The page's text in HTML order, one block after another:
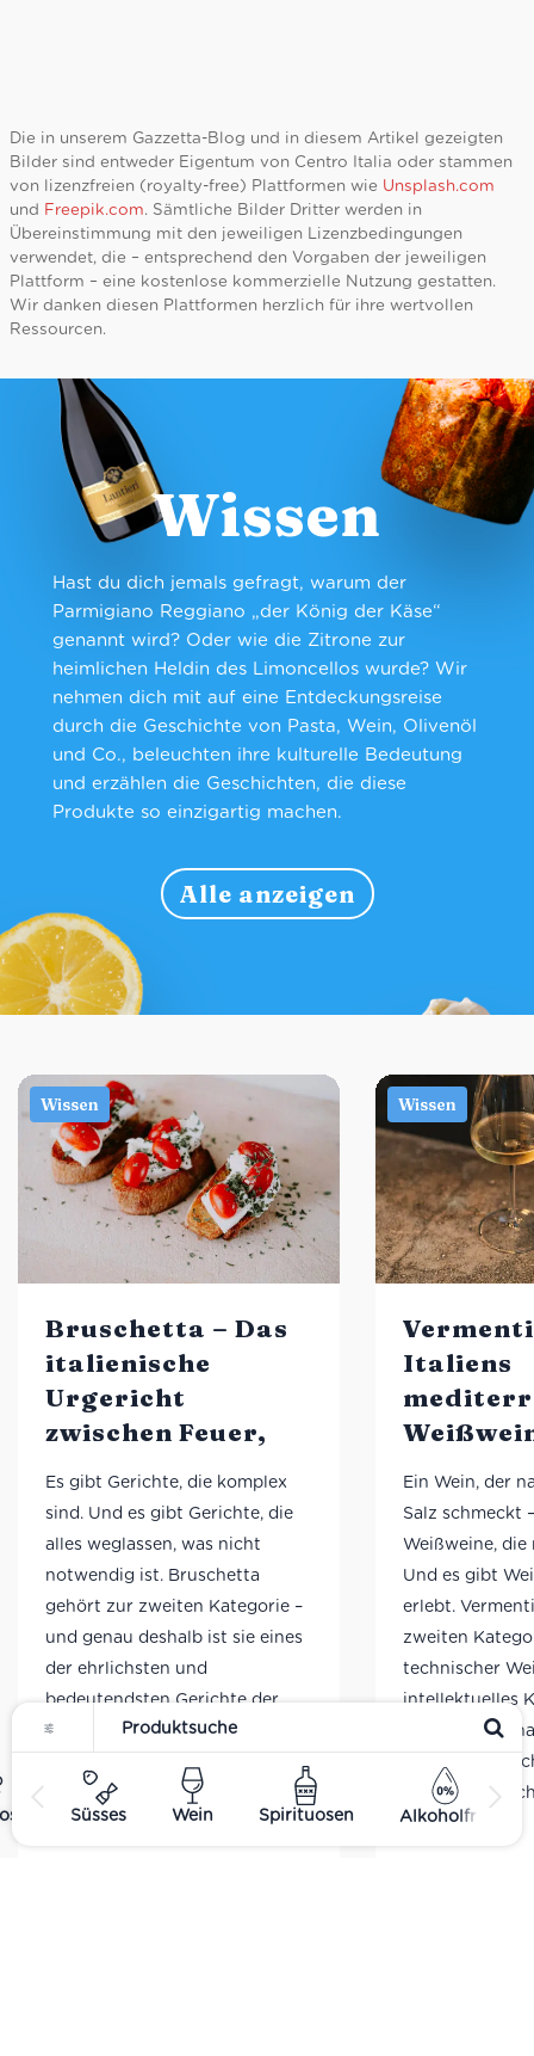
Süsses Wein Spirituosen Alkoholfrei
Die in unserem Gazzetta-Blog und in diesem Artikel gezeigten
Bilder sind entweder Eigentum von Centro Italia oder stammen
von lizenzfreien (royalty-free) Plattformen wie Unsplash.com
und Freepik.com. Sämtliche Bilder Dritter werden in
Übereinstimmung mit den jeweiligen Lizenzbedingungen
verwendet, die – entsprechend den Vorgaben der jeweiligen
Plattform – eine kostenlose kommerzielle Nutzung gestatten.
Wir danken diesen Plattformen herzlich für ihre wertvollen
Ressourcen.
Wissen
Hast du dich jemals gefragt, warum der
Parmigiano Reggiano „der König der Käse“
genannt wird? Oder wie die Zitrone zur
heimlichen Heldin des Limoncellos wurde? Wir
nehmen dich mit auf eine Entdeckungsreise
durch die Geschichte von Pasta, Wein, Olivenöl
und Co., beleuchten ihre kulturelle Bedeutung
und erzählen die Geschichten, die diese
Produkte so einzigartig machen.
Alle anzeigen
Bruschetta – Das
italienische
Urgericht
zwischen Feuer,
Kultur
Es gibt Gerichte, die komplex
sind. Und es gibt Gerichte, die
alles weglassen, was nicht
notwendig ist. Bruschetta
gehört zur zweiten Kategorie –
und genau deshalb ist sie eines
der ehrlichsten und
bedeutendsten Gerichte der
italienischen Küche. Eine
Hauch Knoblauch, etwas
Olivenöl. Mehr braucht es nicht.
Italiens
Wind
Eleganz
Ein Wein, der
Salz schmeckt
Weißweine, die
Und es gibt
erlebt.
zweiten
technischer
intellektuelles
ein Wein, der
schmeckt –
Wind, nach